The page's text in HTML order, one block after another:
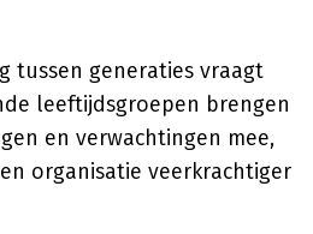
tussen generaties vraagt
leeftijdsgroepen brengen
en verwachtingen mee,
organisatie veerkrachtiger